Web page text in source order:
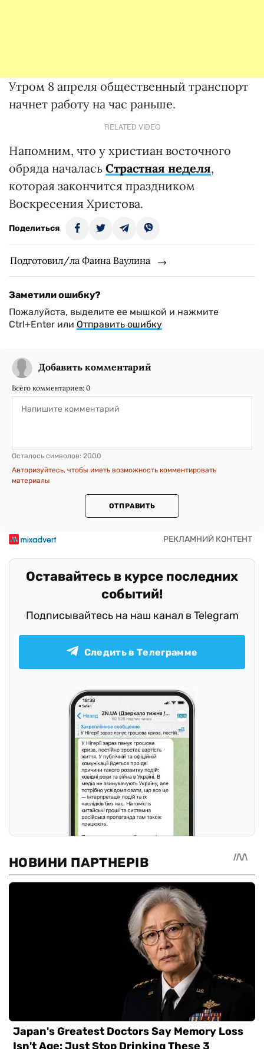
Утром 8 апреля общественный транспорт
начнет работу на час раньше.
RELATED VIDEO
Напомним, что у христиан восточного
обряда началась Страстная неделя,
которая закончится праздником
Воскресения Христова.
Поделиться
Подготовил/ла Фаина Ваулина
Заметили ошибку?
Пожалуйста, выделите ее мышкой и нажмите
Ctrl+Enter или Отправить ошибку
Добавить комментарий
Всего комментариев: 0
Осталось символов: 2000
Авторизуйтесь, чтобы иметь возможность комментировать
материалы
ОТПРАВИТЬ
Оставайтесь в курсе последних
событий!
Подписывайтесь на наш канал в Telegram
Следить в Телеграмме